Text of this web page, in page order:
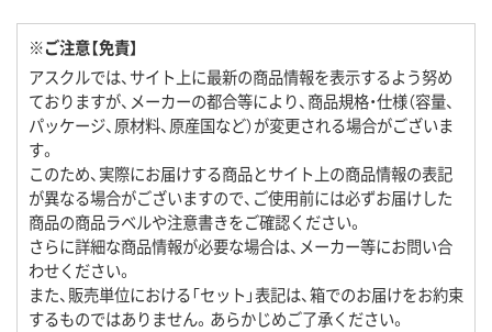
※ご注意【免責】
アスクルでは、サイト上に最新の商品情報を表示するよう努め
ておりますが、メーカーの都合等により、商品規格・仕様（容量、
パッケージ、原材料、原産国など）が変更される場合がございま
す。
このため、実際にお届けする商品とサイト上の商品情報の表記
が異なる場合がございますので、ご使用前には必ずお届けした
商品の商品ラベルや注意書きをご確認ください。
さらに詳細な商品情報が必要な場合は、メーカー等にお問い合
わせください。
また、販売単位における「セット」表記は、箱でのお届けをお約束
するものではありません。あらかじめご了承ください。